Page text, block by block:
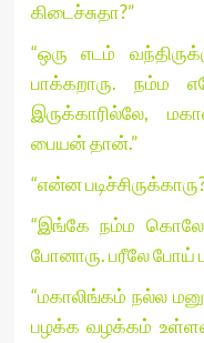
கிடைச்சுதா?”
“ஒரு எடம்
பாக்கறாரு. நம்ம
இருக்காரில்லே,
பையன் தான்.”
“என்ன
“இங்கே நம்ம கொலேழ்
போனாரு. பரீலே போய்
“மகாலிங்கம் நல்ல
பழக்க வழக்கம்